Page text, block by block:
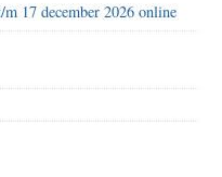
17 december 2026 online